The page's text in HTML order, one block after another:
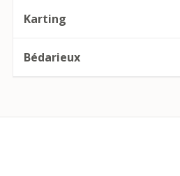
Karting
Bédarieux